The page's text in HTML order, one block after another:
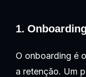
1.
O onboarding é
a retenção. Um